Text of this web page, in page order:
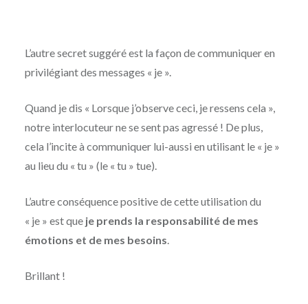
L’autre secret suggéré est la façon de communiquer en
privilégiant des messages « je ».
Quand je dis « Lorsque j’observe ceci, je ressens cela »,
notre interlocuteur ne se sent pas agressé ! De plus,
cela l’incite à communiquer lui-aussi en utilisant le « je »
au lieu du « tu » (le « tu » tue).
L’autre conséquence positive de cette utilisation du
« je » est queje prends la responsabilité de mes
émotions et de mes besoins.
Brillant !